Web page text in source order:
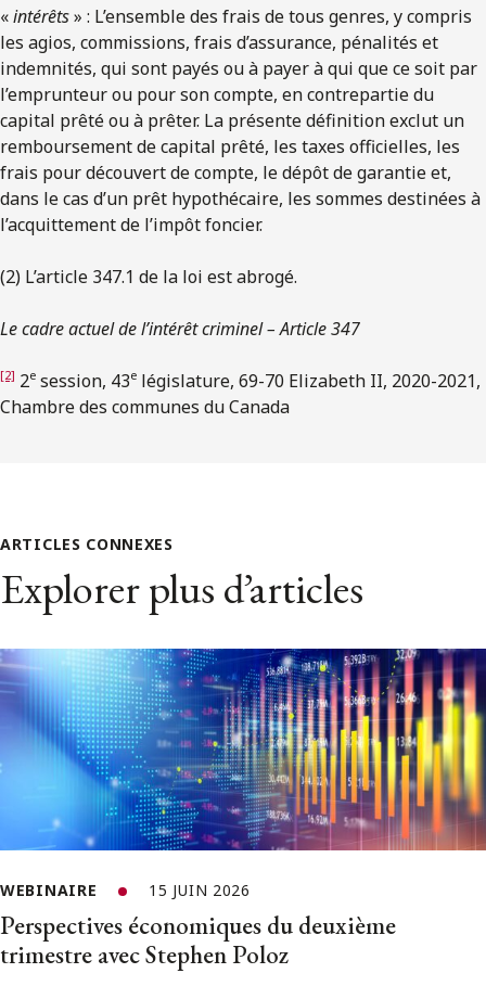
«intérêts» : L’ensemble des frais de tous genres, y compris
les agios, commissions, frais d’assurance, pénalités et
indemnités, qui sont payés ou à payer à qui que ce soit par
l’emprunteur ou pour son compte, en contrepartie du
capital prêté ou à prêter. La présente définition exclut un
remboursement de capital prêté, les taxes officielles, les
frais pour découvert de compte, le dépôt de garantie et,
dans le cas d’un prêt hypothécaire, les sommes destinées à
l’acquittement de l’impôt foncier.
(2) L’article 347.‍1 de la loi est abrogé.
Le cadre actuel de l’intérêt criminel – Article 347
[2] 2e session, 43e législature, 69-70 Elizabeth II, 2020-2021,
Chambre des communes du Canada
ARTICLES CONNEXES
Explorer plus d’articles
WEBINAIRE 15 JUIN 2026
Perspectives économiques du deuxième
trimestre avec Stephen Poloz